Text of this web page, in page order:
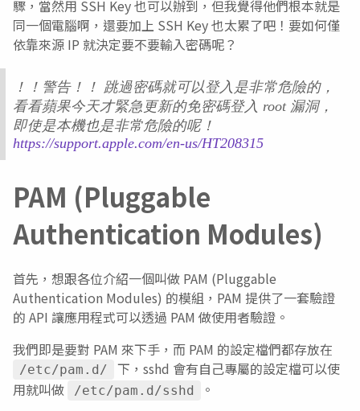
驟，當然用 SSH Key 也可以辦到，但我覺得他們根本就是
同一個電腦啊，還要加上 SSH Key 也太累了吧！要如何僅
依靠來源 IP 就決定要不要輸入密碼呢？
！！警告！！ 跳過密碼就可以登入是非常危險的，
看看蘋果今天才緊急更新的免密碼登入 root 漏洞，
即使是本機也是非常危險的呢！
https://support.apple.com/en-us/HT208315
PAM (Pluggable
Authentication Modules)
首先，想跟各位介紹一個叫做 PAM (Pluggable
Authentication Modules) 的模組，PAM 提供了一套驗證
的 API 讓應用程式可以透過 PAM 做使用者驗證。
我們即是要對 PAM 來下手，而 PAM 的設定檔們都存放在
/etc/pam.d/
下，sshd 會有自己專屬的設定檔可以使
用就叫做
/etc/pam.d/sshd
。